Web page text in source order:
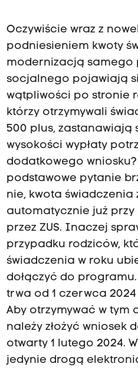
Oczywiście wraz z
podniesieniem kwoty
modernizacją samego
socjalnego pojawiają
wątpliwości po stronie
którzy otrzymywali
500 plus, zastanawiają
wysokości wypłaty
dodatkowego
podstawowe pytanie
nie, kwota
automatycznie już przy
przez ZUS. Inaczej
przypadku rodziców,
świadczenia w roku
dołączyć do
trwa od 1 czerwca
Aby otrzymywać w tym
należy złożyć wniosek
otwarty 1 lutego 2024.
jedynie drogą